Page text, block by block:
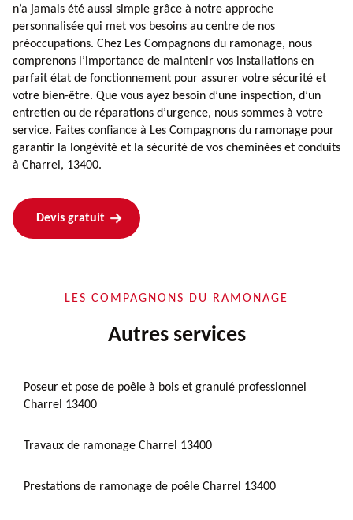
n’a jamais été aussi simple grâce à notre approche
personnalisée qui met vos besoins au centre de nos
préoccupations. Chez Les Compagnons du ramonage, nous
comprenons l’importance de maintenir vos installations en
parfait état de fonctionnement pour assurer votre sécurité et
votre bien-être. Que vous ayez besoin d’une inspection, d’un
entretien ou de réparations d’urgence, nous sommes à votre
service. Faites confiance à Les Compagnons du ramonage pour
garantir la longévité et la sécurité de vos cheminées et conduits
à Charrel, 13400.
Devis gratuit
LES COMPAGNONS DU RAMONAGE
Autres services
Poseur et pose de poêle à bois et granulé professionnel
Charrel 13400
Travaux de ramonage Charrel 13400
Prestations de ramonage de poêle Charrel 13400